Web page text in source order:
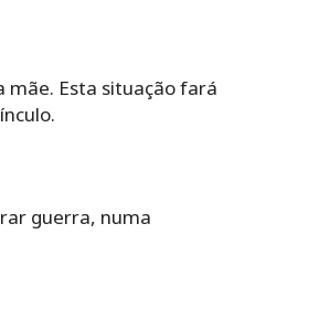
mãe. Esta situação fará
guerra, numa